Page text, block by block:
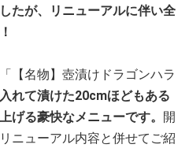
たが、リニューアルに伴い全
【名物】壺漬けドラゴンハラ
れて漬けた20cmほどもある
げる豪快なメニューです。 開
ニューアル内容と併せてご紹